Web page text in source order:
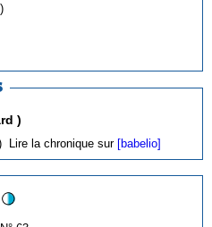
)
)
Lire la chronique sur [babelio]
)